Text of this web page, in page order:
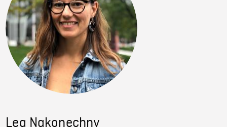
Lea Nakonechny